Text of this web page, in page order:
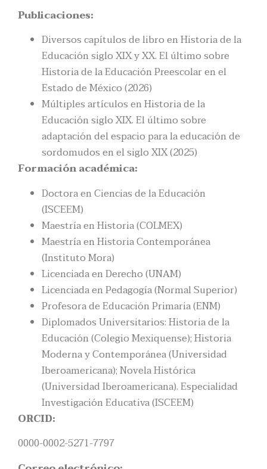
Publicaciones:
Diversos capítulos de libro en Historia de la
Educación siglo XIX y XX. El último sobre
Historia de la Educación Preescolar en el
Estado de México (2026)
Múltiples artículos en Historia de la
Educación siglo XIX. El último sobre
adaptación del espacio para la educación de
sordomudos en el siglo XIX (2025)
Formación académica:
Doctora en Ciencias de la Educación
(ISCEEM)
Maestría en Historia (COLMEX)
Maestría en Historia Contemporánea
(Instituto Mora)
Licenciada en Derecho (UNAM)
Licenciada en Pedagogía (Normal Superior)
Profesora de Educación Primaria (ENM)
Diplomados Universitarios: Historia de la
Educación (Colegio Mexiquense); Historia
Moderna y Contemporánea (Universidad
Iberoamericana); Novela Histórica
(Universidad Iberoamericana). Especialidad
Investigación Educativa (ISCEEM)
ORCID:
0000-0002-5271-7797